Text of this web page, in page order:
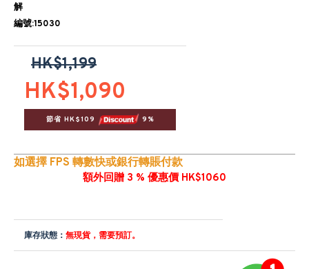
解
編號:15030
HK$1,090
HK$1,199
節省 HK$109 9%
如選擇 FPS 轉數快或銀行轉賬付款
額外回贈 3 % 優惠價 HK$1060
庫存狀態： 無現貨，需要預訂。